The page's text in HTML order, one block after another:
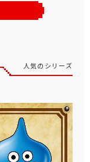
人気のシリーズ